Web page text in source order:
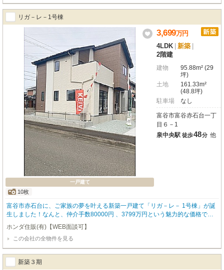
リガ－レ－1号棟
一戸建て
10枚
3,699万円
4LDK 新築
2階建
建物
95.88m² (29
坪)
土地
161.33m²
(48.8坪)
駐車場
なし
富谷市富谷赤石台一丁
目６－1
泉中央駅 徒歩48分 他
富谷市赤石台に、ご家族の夢を叶える新築一戸建て「リガ－レ－ 1号棟」が誕
生しました！なんと、仲介手数80000円 、3799万円という魅力的な価格でご
紹介いたします。南向きの角地に位置し、陽光あふれる明るい毎日が期待でき
ますね。広々とした17.6帖のLDKは、ご家族が自然と集まる温かい空間に。全
居室フローリングで、快適にお過ごしいただけます。明石台こども園まで徒歩
3分、東向陽台中学校まで徒歩2分と、お子様の通学も安心の距離。コンビニや
郵便局も近く、日々の暮らしに便利な閑静な住宅街です。将来、医科薬科大学
付属病院の開設も決まっており、さらなる発展も楽しみですね。都市ガスやカ
ホンダ住販(有)【WEB面談可】
この会社の全物件を見る
新築３期